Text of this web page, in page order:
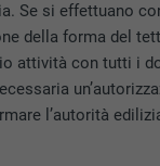
Se si effettuano
della forma del
attività con tutti i
l’autorità